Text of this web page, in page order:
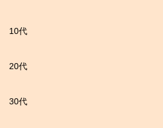
10代
20代
30代